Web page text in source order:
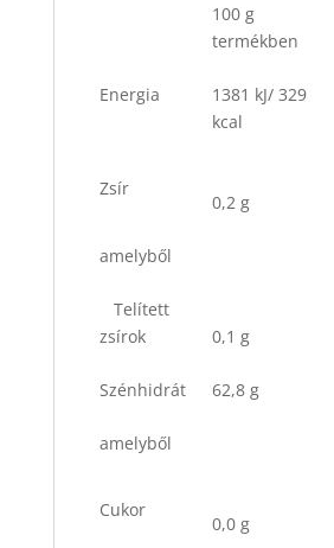
100 g
termékben
Energia
1381 kJ/ 329
kcal
Zsír
0,2 g
amelyből
Telített
zsírok
0,1 g
Szénhidrát 62,8 g
amelyből
Cukor
0,0 g